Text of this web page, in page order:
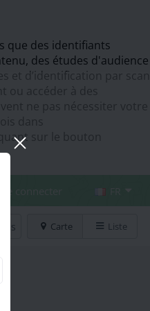
que des identifiants
des études d'audience
d’identification par scan
accéder à des
ne pas nécessiter votre
dans
sur le bouton
Carte Liste